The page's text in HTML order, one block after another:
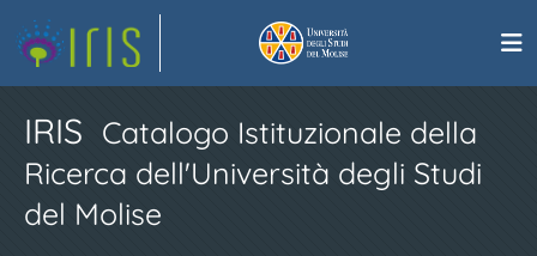
IRIS Catalogo Istituzionale della
Ricerca dell'Università degli Studi
del Molise